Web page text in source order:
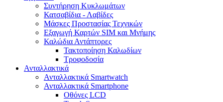
Συντήρηση Κυκλωμάτων
Κατσαβίδια - Λαβίδες
Μάσκες Προστασίας Τεχνικών
Εξαγωγή Καρτών SIM και Μνήμης
Καλώδια Αντάπτορες
Τακτοποίηση Καλωδίων
Τροφοδοσία
Ανταλλακτικά
Ανταλλακτικά Smartwatch
Ανταλλακτικά Smartphone
Οθόνες LCD